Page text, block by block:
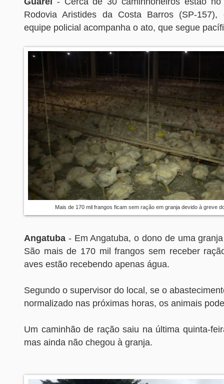
Rodovia Aristides da Costa Barros (SP-
equipe policial acompanha o ato, que segue
Mais de 170 mil frangos ficam sem ração em granja devido à greve
Angatuba - Em Angatuba, o dono de uma
São mais de 170 mil frangos sem receber
aves estão recebendo apenas água.
Segundo o supervisor do local, se o
normalizado nas próximas horas, os animais
Um caminhão de ração saiu na última quinta-
mas ainda não chegou à granja.